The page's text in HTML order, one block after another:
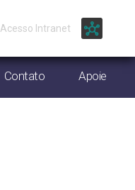
Contato Apoie
Acesso Intranet